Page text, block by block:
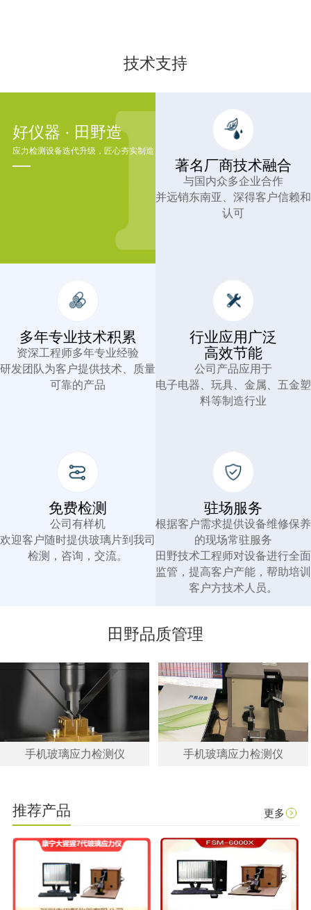
技术支持
好仪器 · 田野造
应力检测设备迭代升级，匠心夯实制造
著名厂商技术融合
与国内众多企业合作
并远销东南亚、深得客户信赖和
认可
多年专业技术积累
资深工程师多年专业经验
研发团队为客户提供技术、质量
可靠的产品
行业应用广泛
高效节能
公司产品应用于
电子电器、玩具、金属、五金塑
料等制造行业
免费检测
公司有样机
欢迎客户随时提供玻璃片到我司
检测，咨询，交流。
驻场服务
根据客户需求提供设备维修保养
的现场常驻服务
田野技术工程师对设备进行全面
监管，提高客户产能，帮助培训
客户方技术人员。
田野品质管理
手机玻璃应力检测仪 手机玻璃应力检测仪
推荐产品 更多